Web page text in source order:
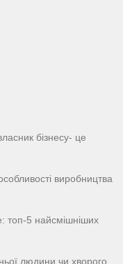
бізнесу- це
виробництва
топ-5 найсмішніших
людини чи хворого